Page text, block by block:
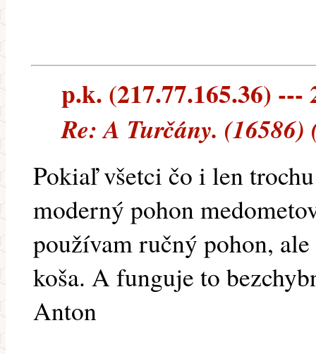
p.k. (217.77.165.36) ---
Re: A Turčány. (16586)
Pokiaľ všetci čo i len
moderný pohon
používam ručný pohon,
koša. A funguje to
Anton